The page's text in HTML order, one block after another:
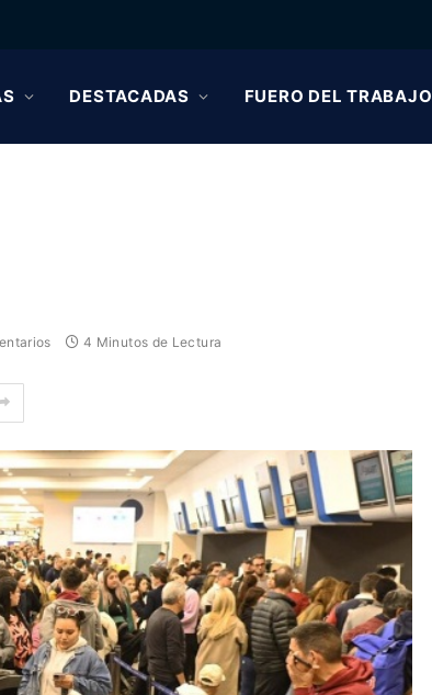
DESTACADAS FUERO DEL TRABAJO
4 Minutos de Lectura